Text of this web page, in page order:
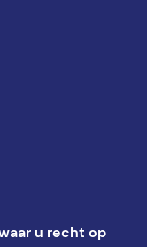
u recht op